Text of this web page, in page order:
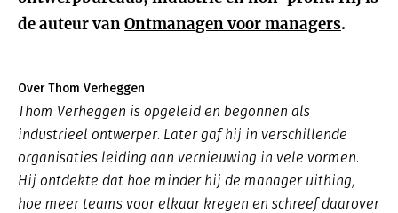
de auteur vanOntmanagen voor managers.
Over Thom Verheggen
Thom Verheggen is opgeleid en begonnen als
industrieel ontwerper. Later gaf hij in verschillende
organisaties leiding aan vernieuwing in vele vormen.
Hij ontdekte dat hoe minder hij de manager uithing,
hoe meer teams voor elkaar kregen en schreef daarover